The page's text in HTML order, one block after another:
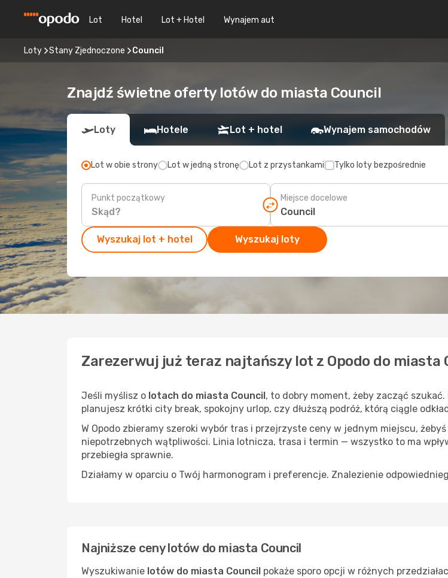
Lot Hotel Lot + Hotel Wynajem aut
Loty Stany Zjednoczone Council
Znajdź świetne oferty lotów do miasta Council
Loty Hotele Lot + hotel Wynajem samochodów
Lot w obie strony Lot w jedną stronę Lot z przystankami Tylko loty bezpośrednie
Punkt początkowy Miejsce docelowe
Wyszukaj lot + hotel Wyszukaj loty
Zarezerwuj już teraz najtańszy lot z Opodo do miasta
Jeśli myślisz o lotach do miasta Council, to dobry moment, żeby zacząć
planujesz krótki city break, spokojny urlop, czy dłuższą podróż, którą ciągle
W Opodo zbieramy szeroki wybór tras i przejrzyste ceny w jednym miejscu, żebyś
niepotrzebnych wątpliwości. Linia lotnicza, trasa i termin — wszystko to ma
przebiegła sprawnie.
Działamy w oparciu o Twój harmonogram i preferencje. Znalezienie
Najniższe ceny lotów do miasta Council
Wyszukiwanie lotów do miasta Council pokaże sporo opcji w różnych